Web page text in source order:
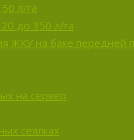
л/га
до 350 л/га
ЖКУ на баке передней
на сервер
сеялках